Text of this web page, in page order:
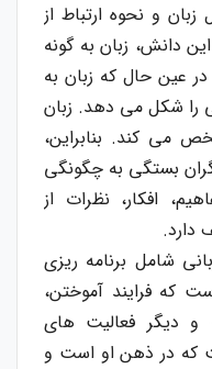
و نحوه ارتباط از
دانش، زبان به گونه
عین حال که زبان به
را شکل می دهد. زبان
می کند. بنابراین،
بستگی به چگونگی
افکار، نظرات از
دارد.
شامل برنامه ریزی
که فرایند آموختن،
و دیگر فعالیت های
که در ذهن او است و